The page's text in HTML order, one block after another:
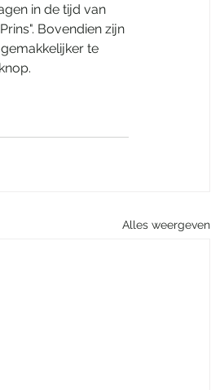
in de tijd van
Bovendien zijn
te
Alles weergeven